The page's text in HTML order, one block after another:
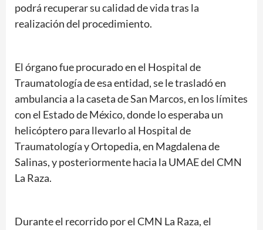
podrá recuperar su calidad de vida tras la
realización del procedimiento.
El órgano fue procurado en el Hospital de
Traumatología de esa entidad, se le trasladó en
ambulancia a la caseta de San Marcos, en los límites
con el Estado de México, donde lo esperaba un
helicóptero para llevarlo al Hospital de
Traumatología y Ortopedia, en Magdalena de
Salinas, y posteriormente hacia la UMAE del CMN
La Raza.
Durante el recorrido por el CMN La Raza, el